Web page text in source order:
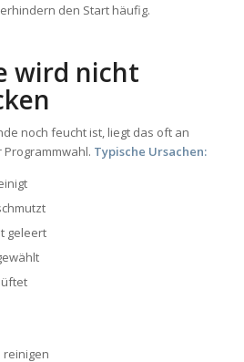
den Start häufig.
wird nicht
noch feucht ist, liegt das oft an
Typische Ursachen:
geleert
reinigen